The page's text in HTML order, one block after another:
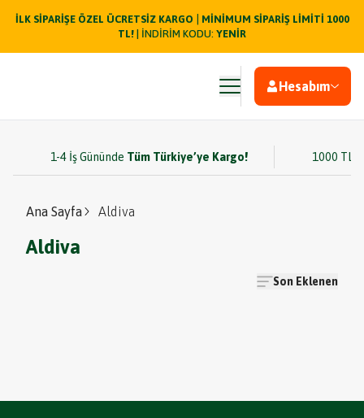
İLK SİPARİŞE ÖZEL ÜCRETSİZ KARGO
MİNİMUM SİPARİŞ LİMİTİ 1000
TL! | İNDİRİM KODU: YENİR
Hesabım
1-4 İş Gününde Tüm Türkiye’ye Kargo! 1000 TL
Ana Sayfa Aldiva
Aldiva
Son Eklenen